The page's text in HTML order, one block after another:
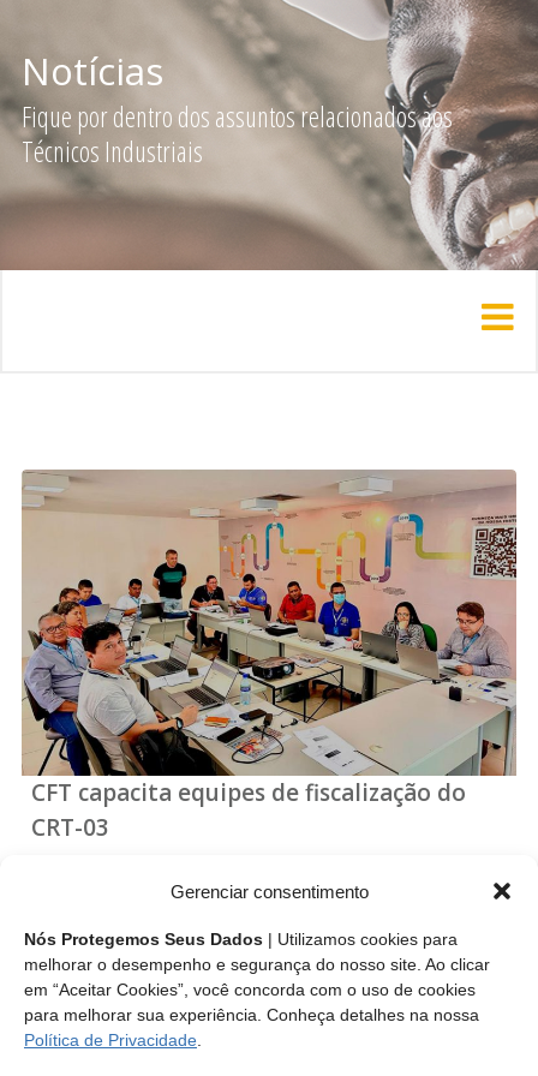
Gerenciar consentimento
Nós Protegemos Seus Dados | Utilizamos cookies para
melhorar o desempenho e segurança do nosso site. Ao clicar
em “Aceitar Cookies”, você concorda com o uso de cookies
para melhorar sua experiência. Conheça detalhes na nossa
Política de Privacidade
Notícias
Fique por dentro dos assuntos relacionados aos
Técnicos Industriais
CFT capacita equipes de fiscalização do
CRT-03
Fiscalização e Normas do CFT, treina equipes do regional
que abrange os estados de Alagoas, Paraíba, Pernambuco e
Sergipe.
Leia mais